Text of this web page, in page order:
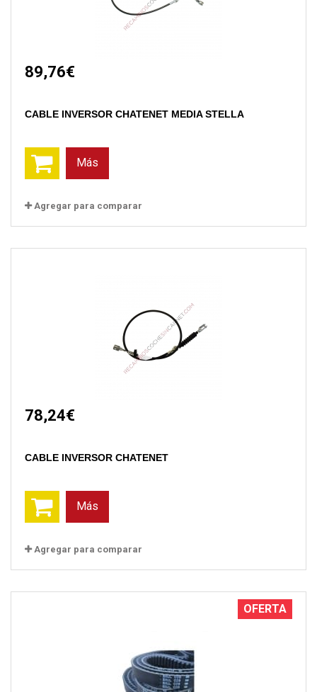
89,76€
CABLE INVERSOR CHATENET MEDIA STELLA
Más
Agregar para comparar
78,24€
CABLE INVERSOR CHATENET
Más
Agregar para comparar
OFERTA